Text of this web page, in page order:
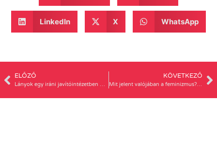
LinkedIn X WhatsApp
ELŐZŐ
Lányok egy iráni javítóintézetben – beszélgetés az Örök árnyék c. filmről a Tiloson
KÖVETKEZŐ
Mit jelent valójában a feminizmus? (BCool Magazin)